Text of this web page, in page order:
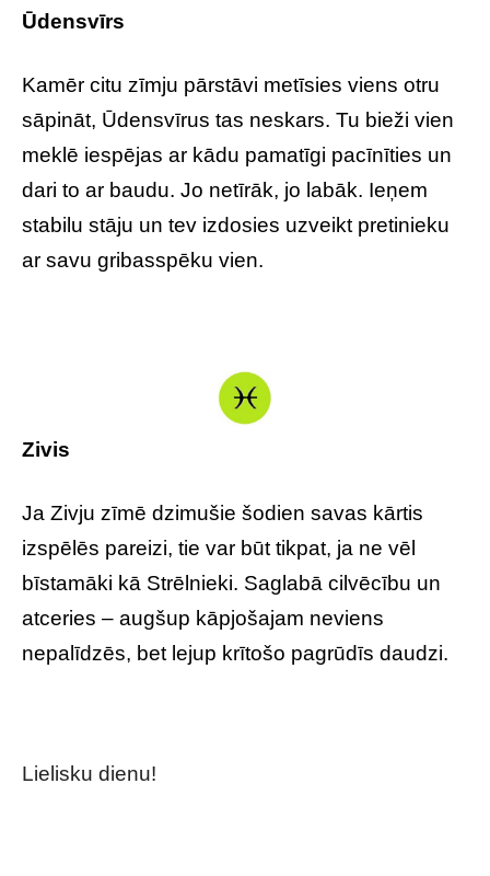
Ūdensvīrs
Kamēr citu zīmju pārstāvi metīsies viens otru
sāpināt, Ūdensvīrus tas neskars. Tu bieži vien
meklē iespējas ar kādu pamatīgi pacīnīties un
dari to ar baudu. Jo netīrāk, jo labāk. Ieņem
stabilu stāju un tev izdosies uzveikt pretinieku
ar savu gribasspēku vien.
Zivis
Ja Zivju zīmē dzimušie šodien savas kārtis
izspēlēs pareizi, tie var būt tikpat, ja ne vēl
bīstamāki kā Strēlnieki. Saglabā cilvēcību un
atceries – augšup kāpjošajam neviens
nepalīdzēs, bet lejup krītošo pagrūdīs daudzi.
Lielisku dienu!